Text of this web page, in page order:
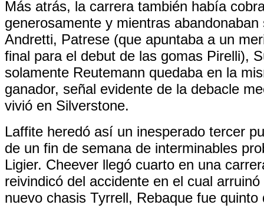
Más atrás, la carrera también había
generosamente y mientras
Andretti, Patrese (que apuntaba a un
final para el debut de las gomas Pirelli),
solamente Reutemann quedaba en la
ganador, señal evidente de la debacle
vivió en Silverstone.
Laffite heredó así un inesperado tercer
de un fin de semana de interminables
Ligier. Cheever llegó cuarto en una
reivindicó del accidente en el cual
nuevo chasis Tyrrell, Rebaque fue quinto